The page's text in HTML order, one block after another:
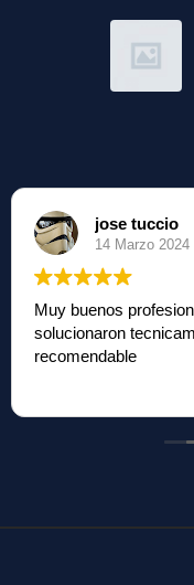
jose tuccio
14 Marzo 2024
Muy buenos
solucionaron
recomendable